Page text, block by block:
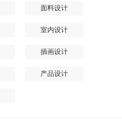
面料设计
室内设计
插画设计
产品设计